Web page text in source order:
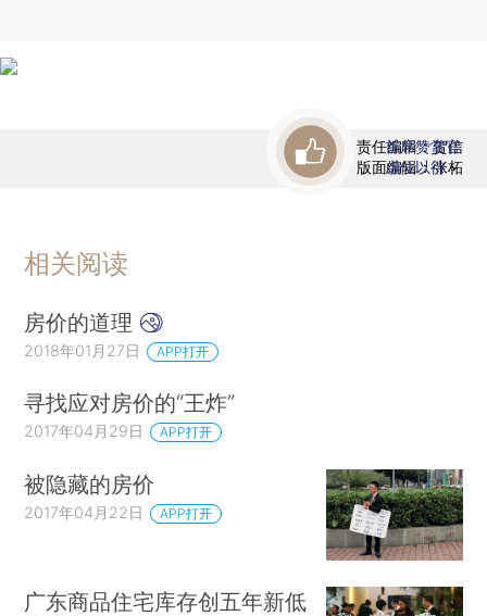
责任编辑：贺信
版面编辑：张柘
首席赞赏官
虚位以待
相关阅读
房价的道理
2018年01月27日 APP打开
寻找应对房价的“王炸”
2017年04月29日 APP打开
被隐藏的房价
2017年04月22日 APP打开
广东商品住宅库存创五年新低